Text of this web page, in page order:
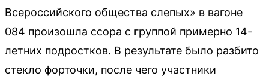
Всероссийского общества слепых» в вагоне
084 произошла ссора с группой примерно 14-
летних подростков. В результате было разбито
стекло форточки, после чего участники